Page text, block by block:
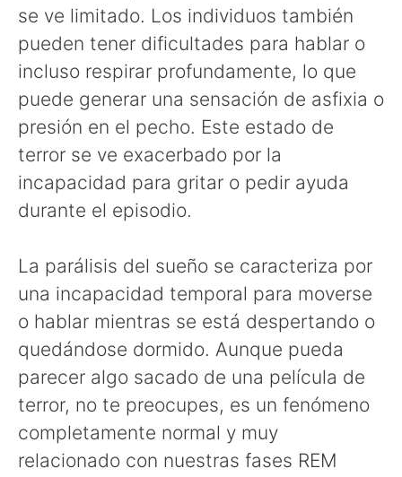
se ve limitado. Los individuos también
pueden tener dificultades para hablar o
incluso respirar profundamente, lo que
puede generar una sensación de asfixia o
presión en el pecho. Este estado de
terror se ve exacerbado por la
incapacidad para gritar o pedir ayuda
durante el episodio.
La parálisis del sueño se caracteriza por
una incapacidad temporal para moverse
o hablar mientras se está despertando o
quedándose dormido. Aunque pueda
parecer algo sacado de una película de
terror, no te preocupes, es un fenómeno
completamente normal y muy
relacionado con nuestras fases REM